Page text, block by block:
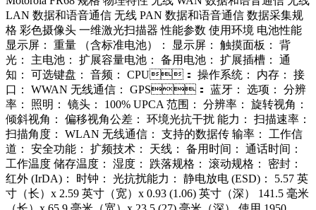
LAN 数据和语音通信 无线 PAN 数据和语音通信 数据采集规
格 彩色摄像头 一维激光扫描器 性能参数 使用环境 电池性能
显示屏： 重量 （含标准电池）： 显示屏： 触摸面板： 背
光： 主电池： 扩展容量电池： 备用电池： 扩展插槽： 通
知： 可选键盘： 音频： CPU： 操作系统： 内存： 接
口： WWAN 无线通信： GPS： 蓝牙： 选项： 分辨
率： 照明： 镜头： 100% UPCA 范围： 分辨率： 旋转视角：
倾斜视角： 偏移视角公差： 环境光抗干扰 能力： 扫描速率：
扫描角度： WLAN 无线通信： 支持的数据传 输率： 工作信
道： 安全功能： 扩频技术： 天线： 备用时间： 通话时间：
工作温度 储存温度： 湿度： 跌落规格： 滚动规格： 密封：
红外 (IrDA)： 时钟： 光抗扰能力： 静电放电 (ESD)： 5.57 英
寸（长）x 2.59 英寸（宽）x 0.93 (1.06) 英寸（深） 141.5 毫米